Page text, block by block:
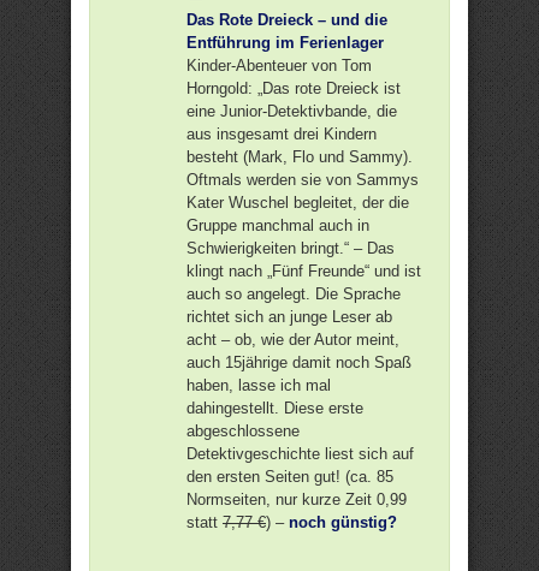
Das Rote Dreieck – und die
Entführung im Ferienlager
Kinder-Abenteuer von Tom
Horngold: „Das rote Dreieck ist
eine Junior-Detektivbande, die
aus insgesamt drei Kindern
besteht (Mark, Flo und Sammy).
Oftmals werden sie von Sammys
Kater Wuschel begleitet, der die
Gruppe manchmal auch in
Schwierigkeiten bringt.“ – Das
klingt nach „Fünf Freunde“ und ist
auch so angelegt. Die Sprache
richtet sich an junge Leser ab
acht – ob, wie der Autor meint,
auch 15jährige damit noch Spaß
haben, lasse ich mal
dahingestellt. Diese erste
abgeschlossene
Detektivgeschichte liest sich auf
den ersten Seiten gut! (ca. 85
Normseiten, nur kurze Zeit 0,99
statt 7,77 €) – noch günstig?